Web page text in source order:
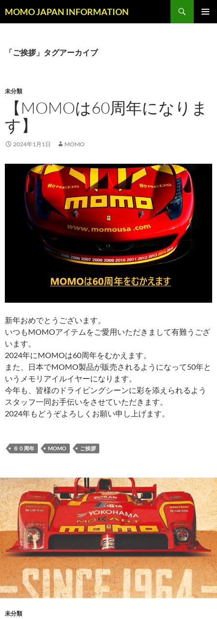
ン
キ
MOMO JAPAN INFORMATION
索
「ご挨拶」タグアーカイブ
未分類
【MOMOは60周年になりま
す】
2024年1月1日 MOMO
新年おめでとうございます。
いつもMOMOアイテムをご愛用いただきまして有難うござ
います。
2024年にMOMOは60周年をむかえます。
また、日本でMOMO製品が販売されるようになって50年と
いうメモリアイルイヤーになります。
今年も、皆様のドライビングシーンに彩を添えられるよう
スタッフ一同お手伝いをさせていただきます。
2024年もどうぞよろしくお願い申し上げます。
６０周年 MOMO ご挨拶
未分類